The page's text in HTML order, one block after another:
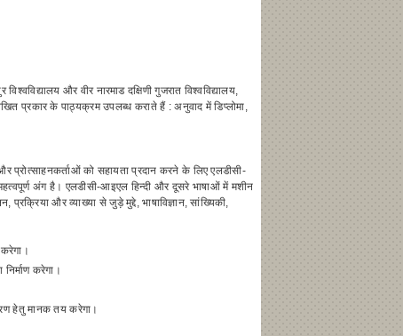
और वीर नारमाड दक्षिणी गुजरात विश्वविद्यालय,
प्रकार के पाठ्यक्रम उपलब्ध कराते हैं : अनुवाद में डिप्लोमा,
प्रोत्साहनकर्ताओं को सहायता प्रदान करने के लिए एलडीसी-
अंग है। एलडीसी-आइएल हिन्दी और दूसरे भाषाओं में मशीन
और व्याख्या से जुड़े मुद्दे, भाषाविज्ञान, सांख्यिकी,
करेगा।
हेतु मानक तय करेगा।